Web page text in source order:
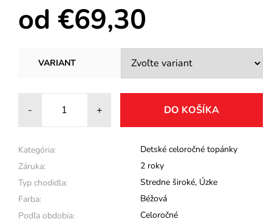
od €69,30
VARIANT
- +
Kategória:
Detské celoročné topánky
Záruka:
2 roky
Typ chodidla:
Stredne široké, Úzke
Farba:
Béžová
Podľa obdobia:
Celoročné